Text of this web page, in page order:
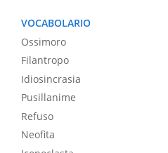
VOCABOLARIO
Ossimoro
Filantropo
Idiosincrasia
Pusillanime
Refuso
Neofita